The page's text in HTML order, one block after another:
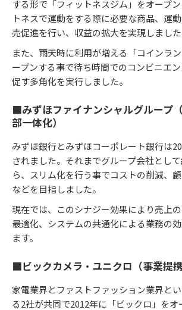
する形で「フィットネスジム」をオープ
トネスで運動をする際に必要な商品、運
売促進を行い、収益の拡大を実現しました
また、雨天時に利用が増える「コインラ
ープンする事で待ち時間でのコンビニエ
促す多角化を実行しました。
■みずほファイナンシャルグループ
部一体化）
みずほ銀行とみずほコーポレート銀行は
されました。それまでグループ会社とし
ら、スリム化を行う事でコストの削減、
などを目指しました。
現在では、このシナジー効果により売上
最適化、システムの共通化による業務の
ます。
■ビックカメラ・ユニクロ（事業提携
家電業界とファストファッション業界と
る2社が共同で2012年に「ビックロ」をオ